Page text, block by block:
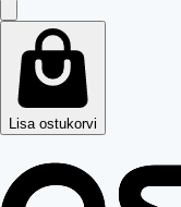
Lisa ostukorvi